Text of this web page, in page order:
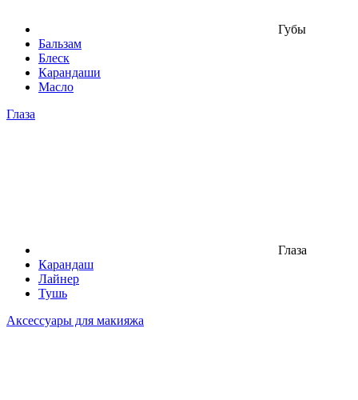
Губы
Бальзам
Блеск
Карандаши
Масло
Глаза
Глаза
Карандаш
Лайнер
Тушь
Аксессуары для макияжа